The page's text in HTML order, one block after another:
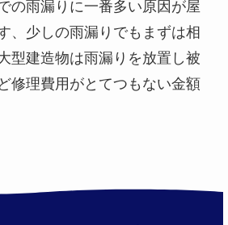
の雨漏りに一番多い原因が屋
、少しの雨漏りでもまずは相
型建造物は雨漏りを放置し被
修理費用がとてつもない金額